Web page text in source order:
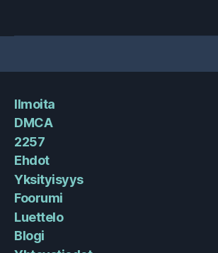
Ilmoita
DMCA
2257
Ehdot
Yksityisyys
Foorumi
Luettelo
Blogi